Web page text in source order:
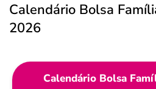
Calendário Bolsa
2026
Calendário Bolsa